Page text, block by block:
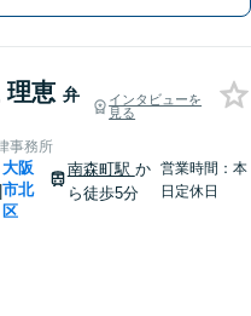
理恵 弁
インタビューを
見る
事務所
|
大阪
市北
区
南森町駅 か
ら徒歩5分
営業時間：本
日定休日